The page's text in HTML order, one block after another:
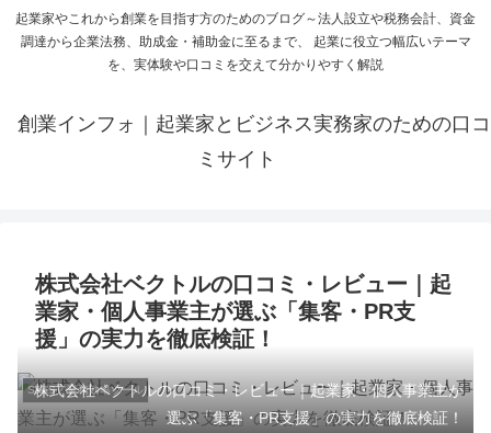
起業家やこれから創業を目指す方のためのブログ～法人設立や税務会計、資金
調達から企業法務、助成金・補助金に至るまで、 起業に役立つ幅広いテーマ
を、実体験や口コミを交えて分かりやすく解説
創業インフォ｜起業家とビジネス実務家のための口コ
ミサイト
株式会社ベクトルの口コミ・レビュー｜起
業家・個人事業主が選ぶ「集客・PR支
援」の実力を徹底検証！
SaaS／業務効率ツール
株式会社ベクトルの口コミ・レビュー｜起業家・個人事業主が
選ぶ「集客・PR支援」の実力を徹底検証！